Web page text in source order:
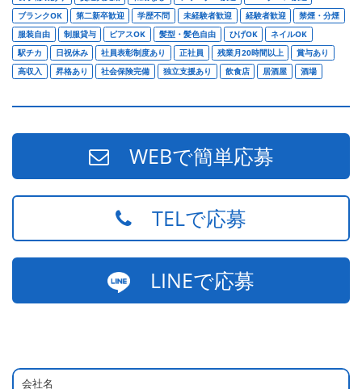
ブランクOK
第二新卒歓迎 学歴不問 未経験者歓迎 経験者歓迎
禁煙・分煙
服装自由
制服貸与 ピアスOK 髪型・髪色自由 ひげOK
ネイルOK
駅チカ
日祝休み 社員表彰制度あり 正社員 残業月20時間以上
賞与あり
高収入
昇格あり 社会保険完備 独立支援あり 飲食店 居酒屋 酒場
WEBで簡単応募
TELで応募
LINEで応募
会社名